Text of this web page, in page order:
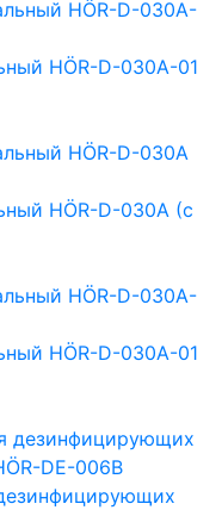
HÖR-D-030A-01
HÖR-D-030A (с
HÖR-D-030A-01